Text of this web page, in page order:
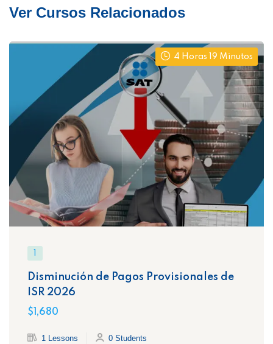
Ver Cursos Relacionados
4 Horas 19 Minutos
Disminución de Pagos Provisionales de
ISR 2026
$1,680
1 Lessons 0 Students